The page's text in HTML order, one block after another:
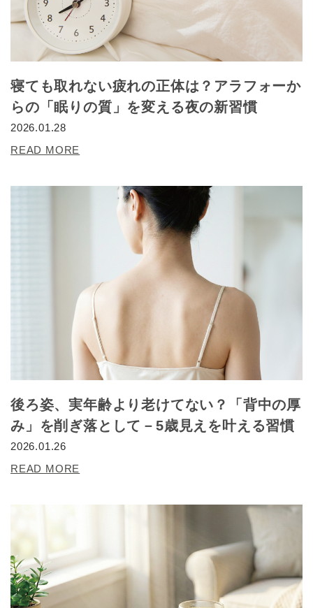
寝ても取れない疲れの正体は？アラフォーか
らの「眠りの質」を変える夜の新習慣
2026.01.28
READ MORE
後ろ姿、実年齢より老けてない？「背中の厚
み」を削ぎ落として－5歳見えを叶える習慣
2026.01.26
READ MORE